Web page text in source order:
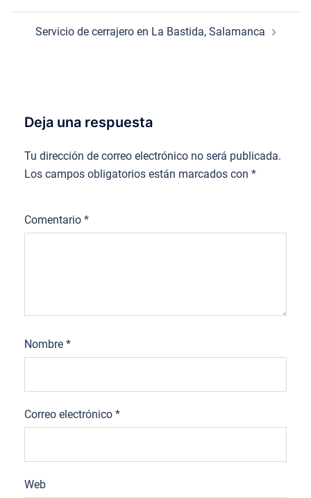
Servicio de cerrajero en La Bastida, Salamanca
Deja una respuesta
Tu dirección de correo electrónico no será publicada.
Los campos obligatorios están marcados con *
Comentario *
Nombre *
Correo electrónico *
Web